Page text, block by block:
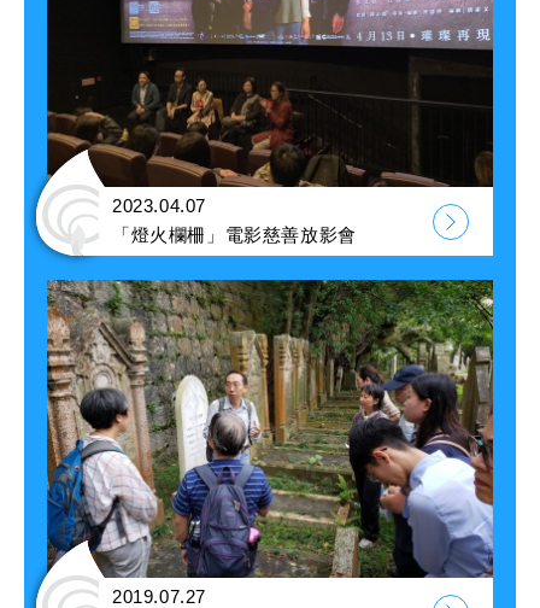
2023.04.07
「燈火欄柵」電影慈善放影會
2019.07.27